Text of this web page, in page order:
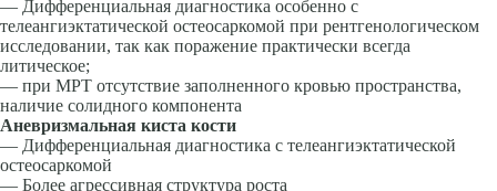
— Дифференциальная диагностика особенно с
телеангиэктатической остеосаркомой при рентгенологическом
исследовании, так как поражение практически всегда
литическое;
— при МРТ отсутствие заполненного кровью пространства,
наличие солидного компонента
Аневризмальная киста кости
— Дифференциальная диагностика с телеангиэктатической
остеосаркомой
— Более агрессивная структура роста